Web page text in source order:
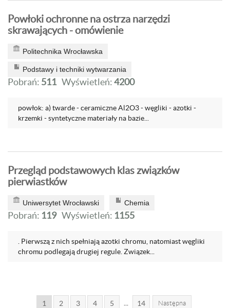
Powłoki ochronne na ostrza narzędzi
skrawających - omówienie
Politechnika Wrocławska
Podstawy i techniki wytwarzania
Pobrań: 511 Wyświetleń:4200
powłok: a) twarde - ceramiczne Al2O3 - węgliki - azotki -
krzemki - syntetyczne materiały na bazie...
Przegląd podstawowych klas związków
pierwiastków
Uniwersytet Wrocławski Chemia
Pobrań: 119 Wyświetleń: 1155
. Pierwszą z nich spełniają azotki chromu, natomiast węgliki
chromu podlegają drugiej regule. Związek...
1 2 3 4 5 14 Następna